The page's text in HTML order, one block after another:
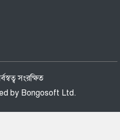
সক্রিয় হচ্ছে ফুয়েল পাস, প্রথমে
মোটরসাইকেলচালকদের জন্য
সংরক্ষিত
by Bongosoft Ltd.